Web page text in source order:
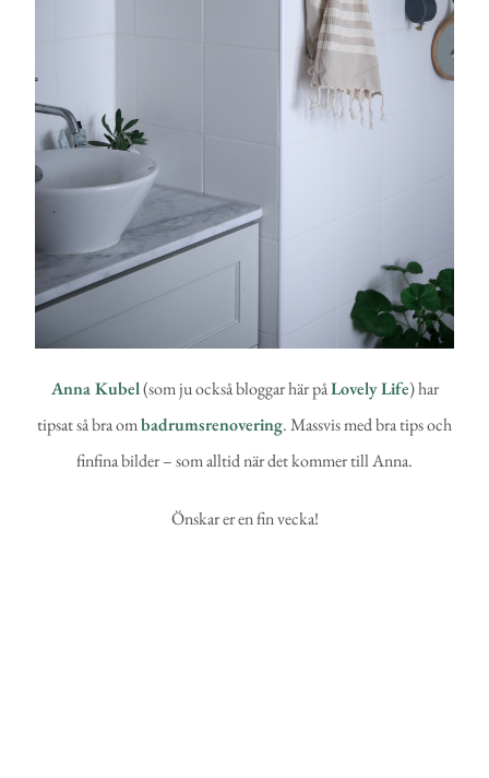
Anna Kubel(som ju också bloggar här påLovely Life) har
tipsat så bra ombadrumsrenovering. Massvis med bra tips och
finfina bilder – som alltid när det kommer till Anna.
Önskar er en fin vecka!